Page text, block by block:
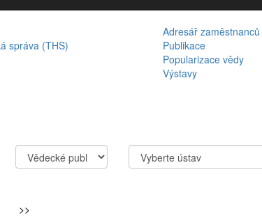
Adresář zaměstnanců
správa (THS)
Publikace
Popularizace vědy
Výstavy
>>